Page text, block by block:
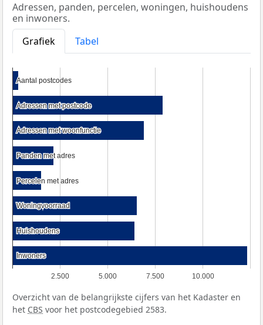
Adressen, panden, percelen, woningen, huishoudens
en inwoners.
Grafiek
Tabel
2.500 5.000 7.500 10.000
Aantal postcodes
Aantal postcodes
Adressen met postcode
Adressen met postcode
Adressen met woonfunctie
Adressen met woonfunctie
Panden met adres
Panden met adres
Percelen met adres
Percelen met adres
Woningvoorraad
Woningvoorraad
Huishoudens
Huishoudens
Inwoners
Inwoners
Overzicht van de belangrijkste cijfers van het Kadaster en
het CBS voor het postcodegebied 2583.